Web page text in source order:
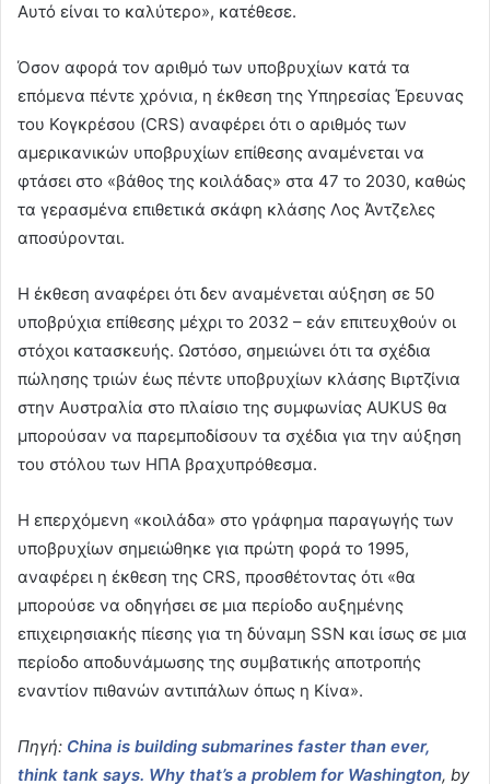
Αυτό είναι το καλύτερο», κατέθεσε.
Όσον αφορά τον αριθμό των υποβρυχίων κατά τα
επόμενα πέντε χρόνια, η έκθεση της Υπηρεσίας Έρευνας
του Κογκρέσου (CRS) αναφέρει ότι ο αριθμός των
αμερικανικών υποβρυχίων επίθεσης αναμένεται να
φτάσει στο «βάθος της κοιλάδας» στα 47 το 2030, καθώς
τα γερασμένα επιθετικά σκάφη κλάσης Λος Άντζελες
αποσύρονται.
Η έκθεση αναφέρει ότι δεν αναμένεται αύξηση σε 50
υποβρύχια επίθεσης μέχρι το 2032 – εάν επιτευχθούν οι
στόχοι κατασκευής. Ωστόσο, σημειώνει ότι τα σχέδια
πώλησης τριών έως πέντε υποβρυχίων κλάσης Βιρτζίνια
στην Αυστραλία στο πλαίσιο της συμφωνίας AUKUS θα
μπορούσαν να παρεμποδίσουν τα σχέδια για την αύξηση
του στόλου των ΗΠΑ βραχυπρόθεσμα.
Η επερχόμενη «κοιλάδα» στο γράφημα παραγωγής των
υποβρυχίων σημειώθηκε για πρώτη φορά το 1995,
αναφέρει η έκθεση της CRS, προσθέτοντας ότι «θα
μπορούσε να οδηγήσει σε μια περίοδο αυξημένης
επιχειρησιακής πίεσης για τη δύναμη SSN και ίσως σε μια
περίοδο αποδυνάμωσης της συμβατικής αποτροπής
εναντίον πιθανών αντιπάλων όπως η Κίνα».
Πηγή: China is building submarines faster than ever,
think tank says. Why that’s a problem for Washington, by